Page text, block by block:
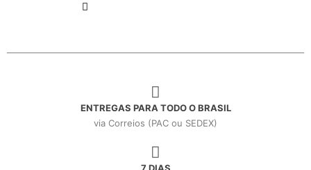
ENTREGAS PARA TODO O BRASIL
via Correios (PAC ou SEDEX)